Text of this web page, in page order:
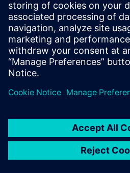
Folha de corte do DIRTT Casework
Explorar Casework em Dirtt.com
Pré-requisitos